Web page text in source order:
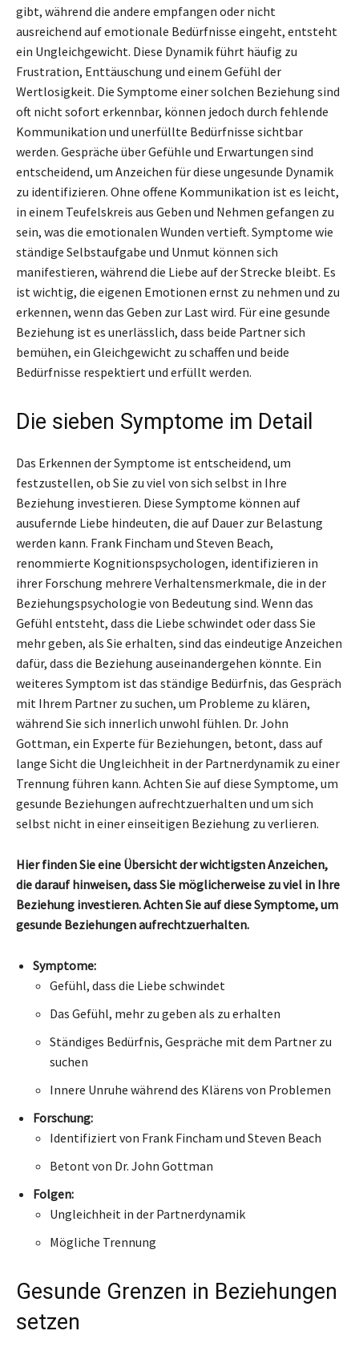
gibt, während die andere empfangen oder nicht
ausreichend auf emotionale Bedürfnisse eingeht, entsteht
ein Ungleichgewicht. Diese Dynamik führt häufig zu
Frustration, Enttäuschung und einem Gefühl der
Wertlosigkeit. Die Symptome einer solchen Beziehung sind
oft nicht sofort erkennbar, können jedoch durch fehlende
Kommunikation und unerfüllte Bedürfnisse sichtbar
werden. Gespräche über Gefühle und Erwartungen sind
entscheidend, um Anzeichen für diese ungesunde Dynamik
zu identifizieren. Ohne offene Kommunikation ist es leicht,
in einem Teufelskreis aus Geben und Nehmen gefangen zu
sein, was die emotionalen Wunden vertieft. Symptome wie
ständige Selbstaufgabe und Unmut können sich
manifestieren, während die Liebe auf der Strecke bleibt. Es
ist wichtig, die eigenen Emotionen ernst zu nehmen und zu
erkennen, wenn das Geben zur Last wird. Für eine gesunde
Beziehung ist es unerlässlich, dass beide Partner sich
bemühen, ein Gleichgewicht zu schaffen und beide
Bedürfnisse respektiert und erfüllt werden.
Die sieben Symptome im Detail
Das Erkennen der Symptome ist entscheidend, um
festzustellen, ob Sie zu viel von sich selbst in Ihre
Beziehung investieren. Diese Symptome können auf
ausufernde Liebe hindeuten, die auf Dauer zur Belastung
werden kann. Frank Fincham und Steven Beach,
renommierte Kognitionspsychologen, identifizieren in
ihrer Forschung mehrere Verhaltensmerkmale, die in der
Beziehungspsychologie von Bedeutung sind. Wenn das
Gefühl entsteht, dass die Liebe schwindet oder dass Sie
mehr geben, als Sie erhalten, sind das eindeutige Anzeichen
dafür, dass die Beziehung auseinandergehen könnte. Ein
weiteres Symptom ist das ständige Bedürfnis, das Gespräch
mit Ihrem Partner zu suchen, um Probleme zu klären,
während Sie sich innerlich unwohl fühlen. Dr. John
Gottman, ein Experte für Beziehungen, betont, dass auf
lange Sicht die Ungleichheit in der Partnerdynamik zu einer
Trennung führen kann. Achten Sie auf diese Symptome, um
gesunde Beziehungen aufrechtzuerhalten und um sich
selbst nicht in einer einseitigen Beziehung zu verlieren.
Hier finden Sie eine Übersicht der wichtigsten Anzeichen,
die darauf hinweisen, dass Sie möglicherweise zu viel in Ihre
Beziehung investieren. Achten Sie auf diese Symptome, um
gesunde Beziehungen aufrechtzuerhalten.
Symptome:
Gefühl, dass die Liebe schwindet
Das Gefühl, mehr zu geben als zu erhalten
Ständiges Bedürfnis, Gespräche mit dem Partner zu
suchen
Innere Unruhe während des Klärens von Problemen
Forschung:
Identifiziert von Frank Fincham und Steven Beach
Betont von Dr. John Gottman
Folgen:
Ungleichheit in der Partnerdynamik
Mögliche Trennung
Gesunde Grenzen in Beziehungen
setzen